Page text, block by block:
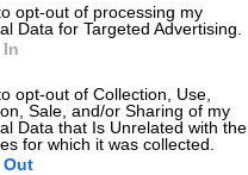
opt-out of processing my
Data for Targeted Advertising.
opt-out of Collection, Use,
Sale, and/or Sharing of my
Data that Is Unrelated with the
for which it was collected.